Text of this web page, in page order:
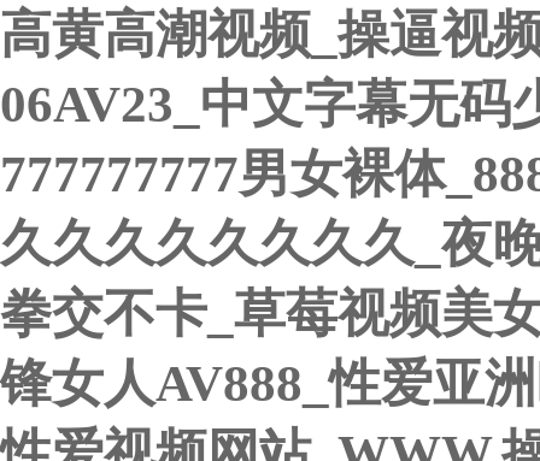
高黄高潮视频_操逼视
06AV23_中文字幕无码
777777777男女裸体
久久久久久久久久_夜
拳交不卡_草莓视频美
锋女人AV888_性爱亚